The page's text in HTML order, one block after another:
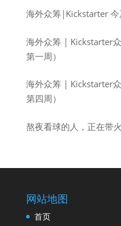
海外众筹|Kickstarter
海外众筹 | Kickstarter
第一周）
海外众筹 | Kickstarter
第四周）
熬夜看球的人，正在带
网站地图
首页